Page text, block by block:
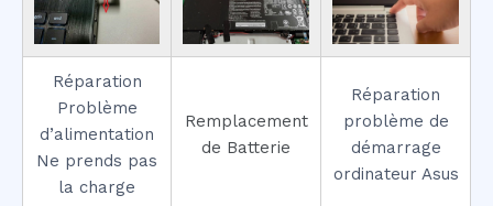
Réparation
Problème
d’alimentation
Ne prends pas
la charge
Remplacement
de Batterie
Réparation
problème de
démarrage
ordinateur Asus